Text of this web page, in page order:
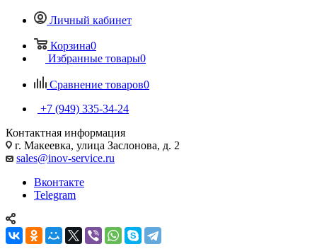
Личный кабинет
Корзина0
Избранные товары0
Сравнение товаров0
+7 (949) 335-34-24
Контактная информация
г. Макеевка, улица Заслонова, д. 2
sales@inov-service.ru
Вконтакте
Telegram